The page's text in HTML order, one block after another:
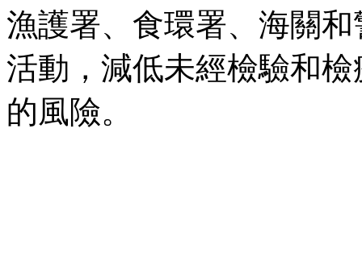
漁護署、食環署、海關
活動，減低未經檢驗和
的風險。